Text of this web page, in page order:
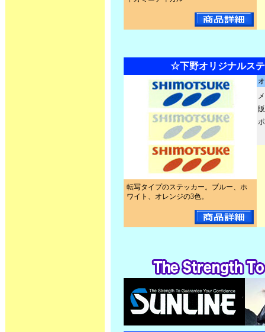
☆下野オリジナルス
転写タイプのステッカー。ブルー、ホ
ワイト、オレンジの3色。